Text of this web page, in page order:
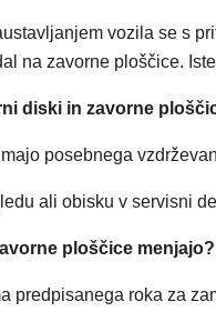
vozila se s
na zavorne ploščice.
diski in zavorne
posebnega
ali obisku v servisni
ploščice menjajo?
predpisanega roka za